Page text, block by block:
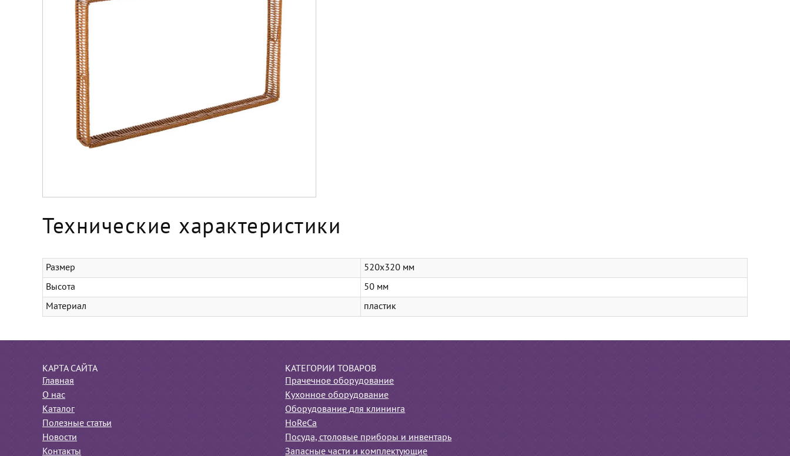
Технические характеристики
Размер 520х320 мм
Высота 50 мм
Материал пластик
КАРТА САЙТА
Главная
О нас
Каталог
Полезные статьи
Новости
Контакты
КАТЕГОРИИ ТОВАРОВ
Прачечное оборудование
Кухонное оборудование
Оборудование для клининга
HoReCa
Посуда, столовые приборы и инвентарь
Запасные части и комплектующие